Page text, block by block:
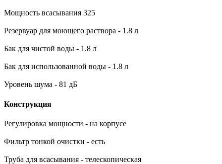
Мощность всасывания 325
Резервуар для моющего раствора - 1.8 л
Бак для чистой воды - 1.8 л
Бак для использованной воды - 1.8 л
Уровень шума - 81 дБ
Конструкция
Регулировка мощности - на корпусе
Фильтр тонкой очистки - есть
Труба для всасывания - телескопическая